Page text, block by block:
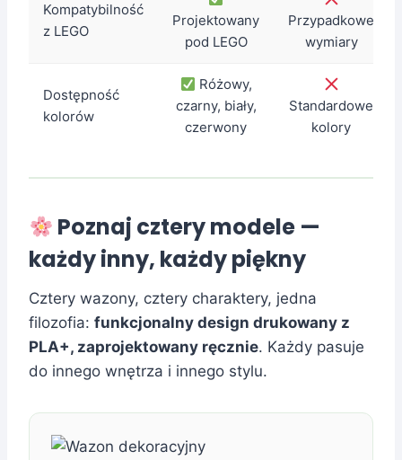
Kompatybilność
z LEGO
Projektowany
pod LEGO
Przypadkowe
wymiary
Dostępność
kolorów
Różowy,
czarny, biały,
czerwony
Standardowe
kolory
Poznaj cztery modele —
każdy inny, każdy piękny
Cztery wazony, cztery charaktery, jedna
filozofia: funkcjonalny design drukowany z
PLA+, zaprojektowany ręcznie. Każdy pasuje
do innego wnętrza i innego stylu.